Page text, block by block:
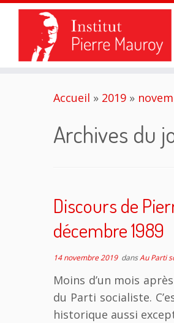
Accueil » 2019 »
Archives du
Discours de
décembre 1989
14 novembre 2019dansAu Parti
Moins d’un mois
du Parti socialiste.
historique aussi